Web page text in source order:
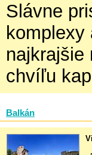
Slávne
najkrajšie
chvíľu
Balkán